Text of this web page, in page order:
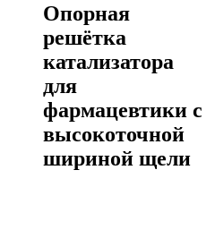
Опорная
решётка
катализатора
для
фармацевтики с
высокоточной
шириной щели